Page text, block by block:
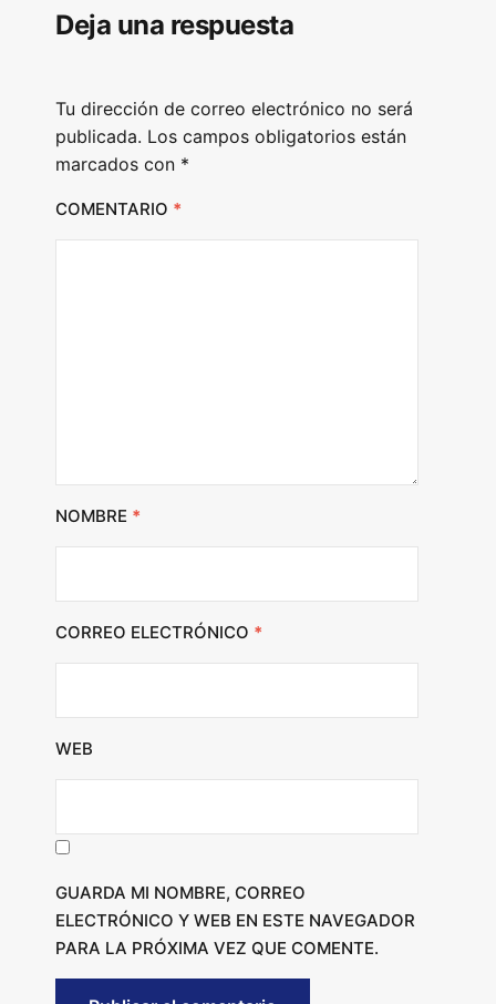
a
r
Deja una respuesta
Tu dirección de correo electrónico no será
publicada. Los campos obligatorios están
marcados con *
COMENTARIO *
NOMBRE *
CORREO ELECTRÓNICO *
WEB
GUARDA MI NOMBRE, CORREO
ELECTRÓNICO Y WEB EN ESTE NAVEGADOR
PARA LA PRÓXIMA VEZ QUE COMENTE.